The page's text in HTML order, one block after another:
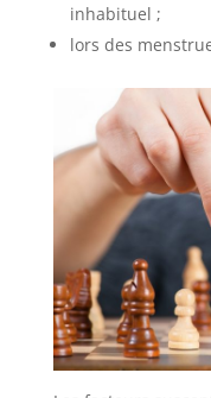
inhabituel ;
lors des